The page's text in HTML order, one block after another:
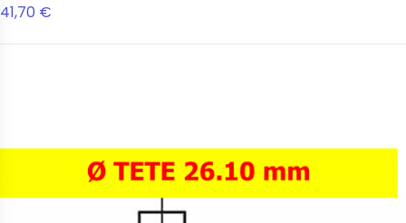
41,70 €